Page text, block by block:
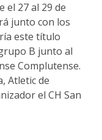
el 27 al 29 de
junto con los
este título
B junto al
Complutense.
Atletic de
el CH San